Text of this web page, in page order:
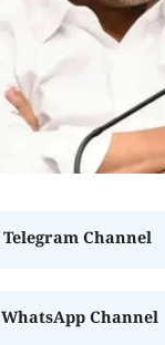
Telegram Channel
WhatsApp Channel